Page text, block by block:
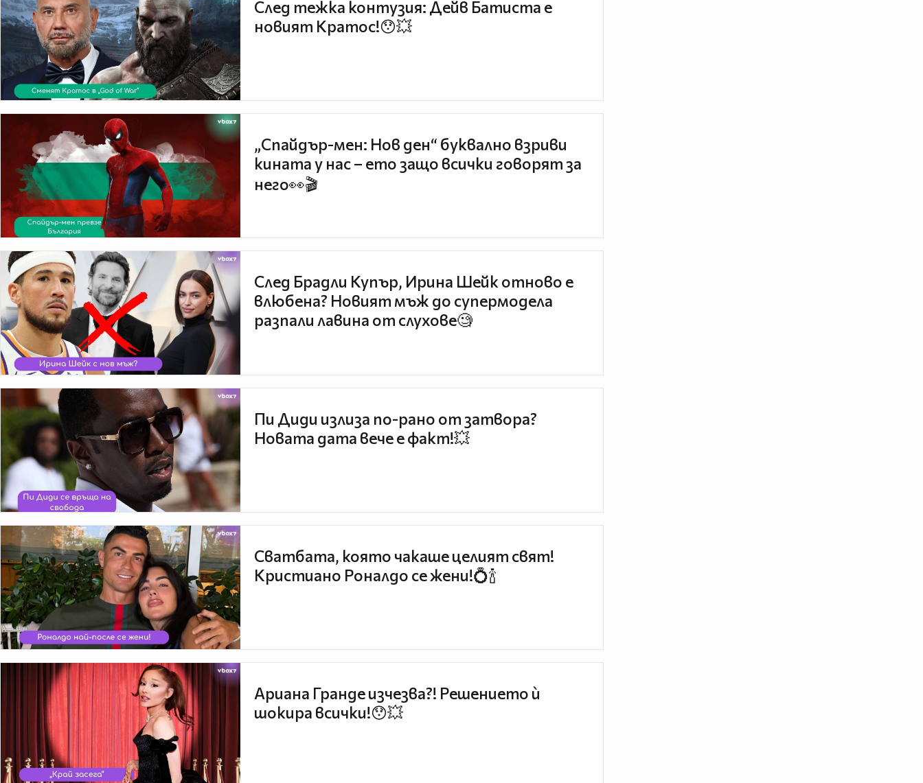
След тежка контузия: Дейв Батиста е
новият Кратос!😯💥
„Спайдър-мен: Нов ден“ буквално взриви
кината у нас – ето защо всички говорят за
него👀🎬
След Брадли Купър, Ирина Шейк отново е
влюбена? Новият мъж до супермодела
разпали лавина от слухове🧐
Пи Диди излиза по-рано от затвора?
Новата дата вече е факт!💥
Сватбата, която чакаше целият свят!
Кристиано Роналдо се жени!💍🍾
Ариана Гранде изчезва?! Решението ѝ
шокира всички!😯💥